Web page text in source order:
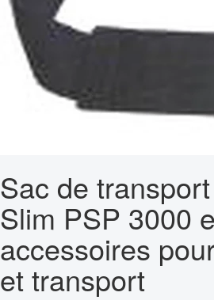
Sac de
Slim PSP 3000
accessoires
et transport